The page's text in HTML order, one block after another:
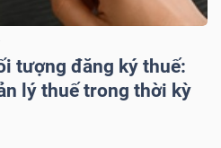
tượng đăng ký thuế:
lý thuế trong thời kỳ